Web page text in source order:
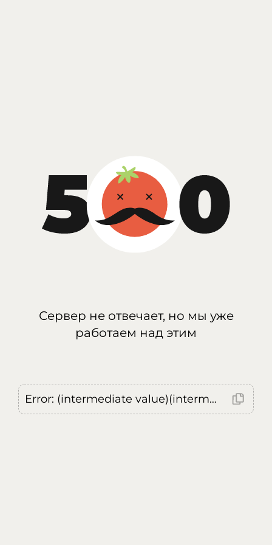
Сервер не отвечает, но мы уже
работаем над этим
Error: (intermediate value)(intermediate value)(intermediate value).replaceAll is not a function